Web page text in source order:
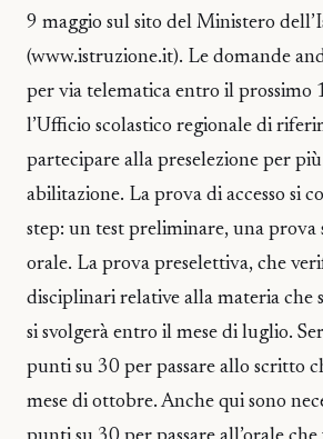
9 maggio sul sito del Ministero
(www.istruzione.it). Le domande
per via telematica entro il prossimo
l’Ufficio scolastico regionale di
partecipare alla preselezione per più
abilitazione. La prova di accesso si
step: un test preliminare, una prova
orale. La prova preselettiva, che
disciplinari relative alla materia che
si svolgerà entro il mese di luglio.
punti su 30 per passare allo scritto
mese di ottobre. Anche qui sono